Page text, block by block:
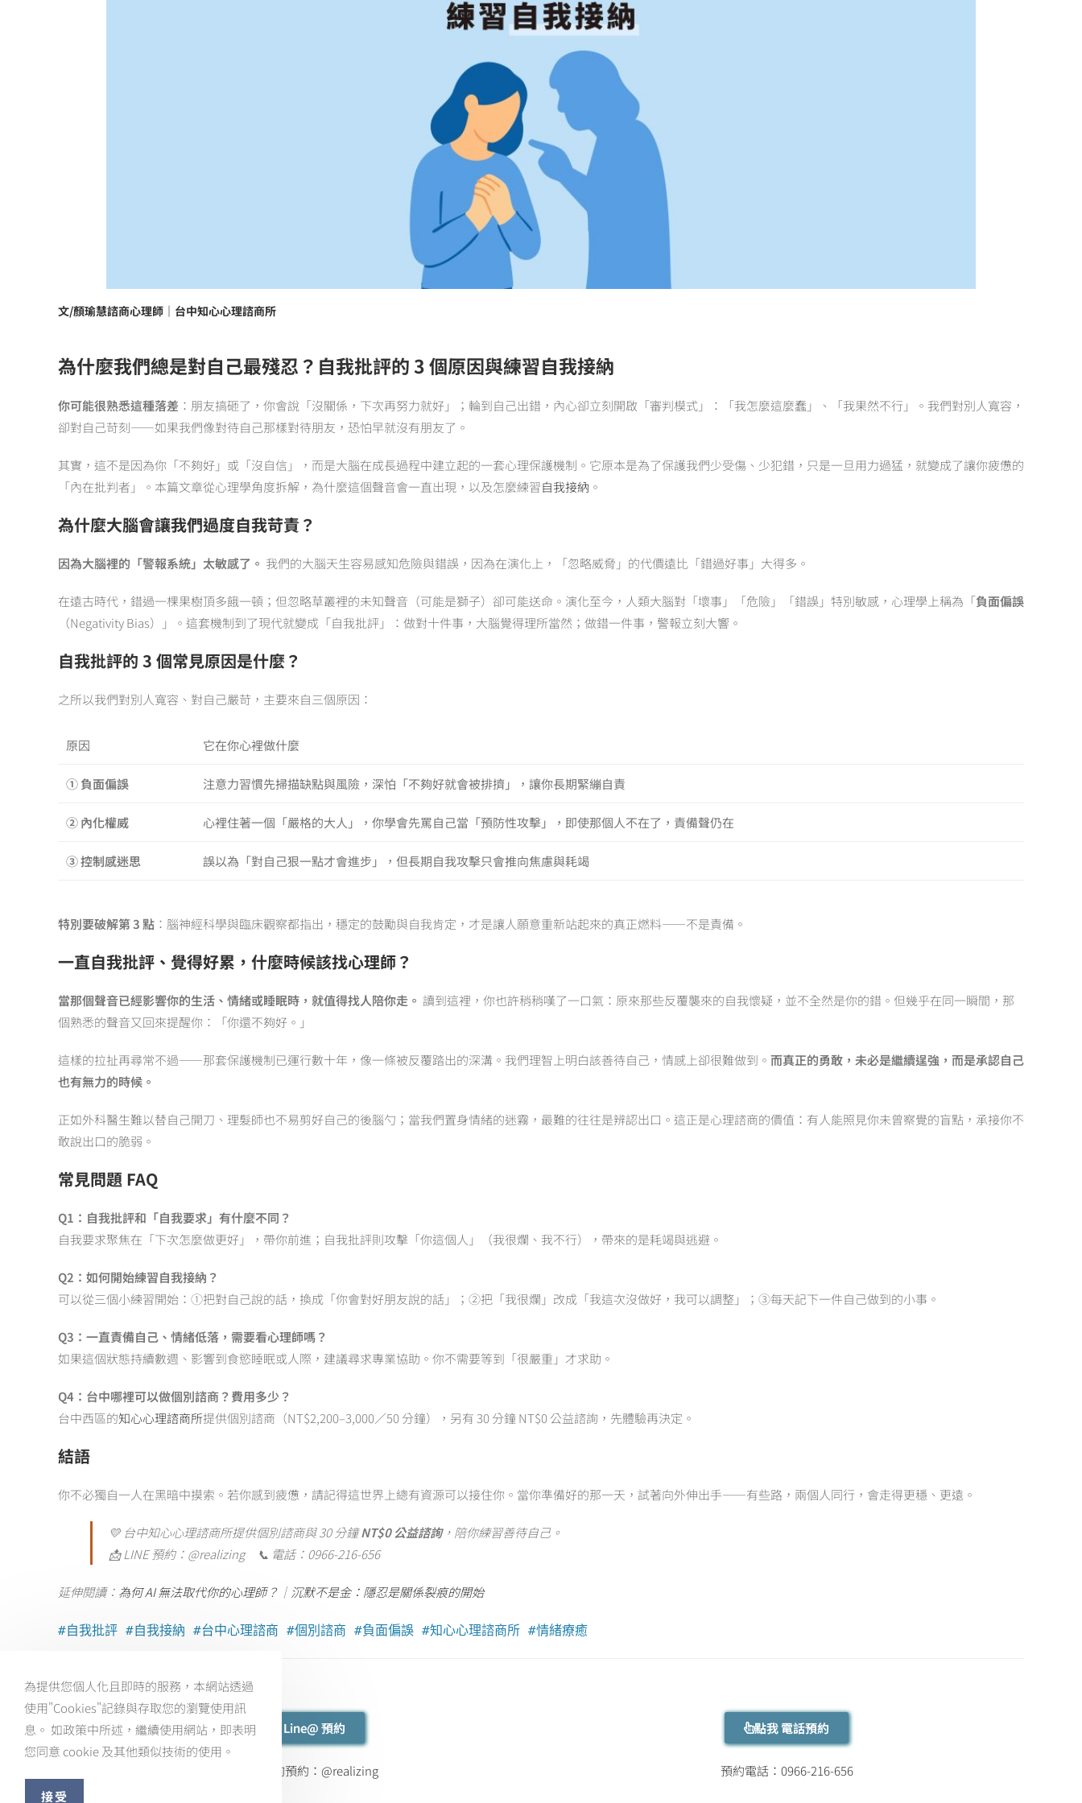
文/顏瑜慧諮商心理師｜台中知心心理諮商所
為什麼我們總是對自己最殘忍？自我批評的 3 個原因與練習自我接納
你可能很熟悉這種落差 ：朋友搞砸了，你會說「沒關係，下次再努力就好」；輪到自己出錯，內心卻立刻開啟「審判模式」：「我怎麼這麼蠢」、「我果然不行」。我們對別人寬容，
卻對自己苛刻——如果我們像對待自己那樣對待朋友，恐怕早就沒有朋友了。
其實，這不是因為你「不夠好」或「沒自信」，而是大腦在成長過程中建立起的一套心理保護機制。它原本是為了保護我們少受傷、少犯錯，只是一旦用力過猛，就變成了讓你疲憊的
「內在批判者」。本篇文章從心理學角度拆解，為什麼這個聲音會一直出現，以及怎麼練習自我接納 。
為什麼大腦會讓我們過度自我苛責？
因為大腦裡的「警報系統」太敏感了。 我們的大腦天生容易感知危險與錯誤，因為在演化上，「忽略威脅」的代價遠比「錯過好事」大得多。
在遠古時代，錯過一棵果樹頂多餓一頓；但忽略草叢裡的未知聲音（可能是獅子）卻可能送命。演化至今，人類大腦對「壞事」「危險」「錯誤」特別敏感，心理學上稱為「負面偏誤
（Negativity Bias）」。這套機制到了現代就變成「自我批評」：做對十件事，大腦覺得理所當然；做錯一件事，警報立刻大響。
自我批評的 3 個常見原因是什麼？
之所以我們對別人寬容、對自己嚴苛，主要來自三個原因：
原因 它在你心裡做什麼
① 負面偏誤 注意力習慣先掃描缺點與風險，深怕「不夠好就會被排擠」，讓你長期緊繃自責
② 內化權威 心裡住著一個「嚴格的大人」，你學會先罵自己當「預防性攻擊」，即使那個人不在了，責備聲仍在
③ 控制感迷思 誤以為「對自己狠一點才會進步」，但長期自我攻擊只會推向焦慮與耗竭
特別要破解第 3 點 ：腦神經科學與臨床觀察都指出，穩定的鼓勵與自我肯定，才是讓人願意重新站起來的真正燃料——不是責備。
一直自我批評、覺得好累，什麼時候該找心理師？
當那個聲音已經影響你的生活、情緒或睡眠時，就值得找人陪你走。 讀到這裡，你也許稍稍嘆了一口氣：原來那些反覆襲來的自我懷疑，並不全然是你的錯。但幾乎在同一瞬間，那
個熟悉的聲音又回來提醒你：「你還不夠好。」
這樣的拉扯再尋常不過——那套保護機制已運行數十年，像一條被反覆踏出的深溝。我們理智上明白該善待自己，情感上卻很難做到。 而真正的勇敢，未必是繼續逞強，而是承認自己
也有無力的時候。
正如外科醫生難以替自己開刀、理髮師也不易剪好自己的後腦勺；當我們置身情緒的迷霧，最難的往往是辨認出口。這正是心理諮商的價值：有人能照見你未曾察覺的盲點，承接你不
敢說出口的脆弱。
常見問題 FAQ
Q1：自我批評和「自我要求」有什麼不同？
自我要求聚焦在「下次怎麼做更好」，帶你前進；自我批評則攻擊「你這個人」（我很爛、我不行），帶來的是耗竭與逃避。
Q2：如何開始練習自我接納？
可以從三個小練習開始：①把對自己說的話，換成「你會對好朋友說的話」；②把「我很爛」改成「我這次沒做好，我可以調整」；③每天記下一件自己做到的小事。
Q3：一直責備自己、情緒低落，需要看心理師嗎？
如果這個狀態持續數週、影響到食慾睡眠或人際，建議尋求專業協助。你不需要等到「很嚴重」才求助。
Q4：台中哪裡可以做個別諮商？費用多少？
台中西區的知心心理諮商所提供個別諮商（NT$2,200–3,000／50 分鐘），另有 30 分鐘 NT$0 公益諮詢，先體驗再決定。
結語
你不必獨自一人在黑暗中摸索。若你感到疲憊，請記得這世界上總有資源可以接住你。當你準備好的那一天，試著向外伸出手——有些路，兩個人同行，會走得更穩、更遠。
💛 台中知心心理諮商所提供個別諮商與 30 分鐘NT$0 公益諮詢，陪你練習善待自己。
📩 LINE 預約：@realizing 📞 電話：0966-216-656
延伸閱讀： 為何 AI 無法取代你的心理師？ ｜ 沉默不是金：隱忍是關係裂痕的開始
#自我批評 #自我接納 #台中心理諮商 #個別諮商 #負面偏誤 #知心心理諮商所 #情緒療癒
點我 Line@ 預約
Line專人諮詢預約：@realizing
點我 電話預約
預約電話：0966-216-656
為提供您個人化且即時的服務，本網站透過
使用"Cookies"記錄與存取您的瀏覽使用訊
息。 如政策中所述，繼續使用網站，即表明
您同意 cookie 及其他類似技術的使用。
接受